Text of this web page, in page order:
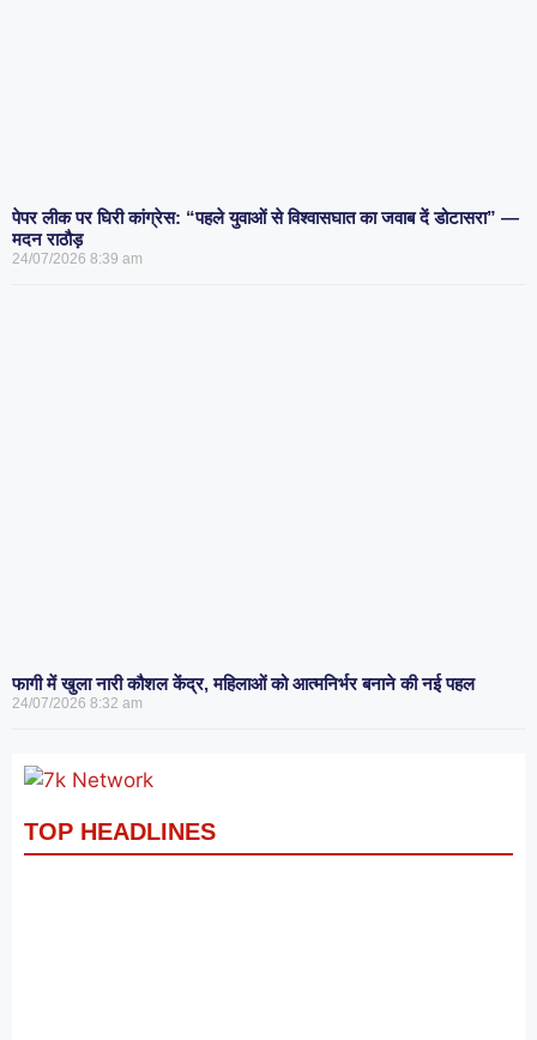
पेपर लीक पर घिरी कांग्रेस: “पहले युवाओं से विश्वासघात का जवाब दें डोटासरा” —
मदन राठौड़
24/07/2026 8:39 am
फागी में खुला नारी कौशल केंद्र, महिलाओं को आत्मनिर्भर बनाने की नई पहल
24/07/2026 8:32 am
TOP HEADLINES